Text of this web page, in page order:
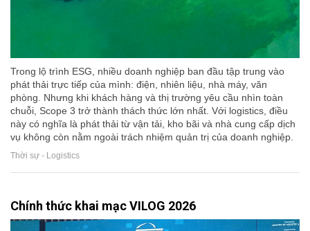
Trong lộ trình ESG, nhiều doanh nghiệp ban đầu tập trung vào
phát thải trực tiếp của mình: điện, nhiên liệu, nhà máy, văn
phòng. Nhưng khi khách hàng và thị trường yêu cầu nhìn toàn
chuỗi, Scope 3 trở thành thách thức lớn nhất. Với logistics, điều
này có nghĩa là phát thải từ vận tải, kho bãi và nhà cung cấp dịch
vụ không còn nằm ngoài trách nhiệm quản trị của doanh nghiệp.
Thời sự - Logistics
Chính thức khai mạc VILOG 2026